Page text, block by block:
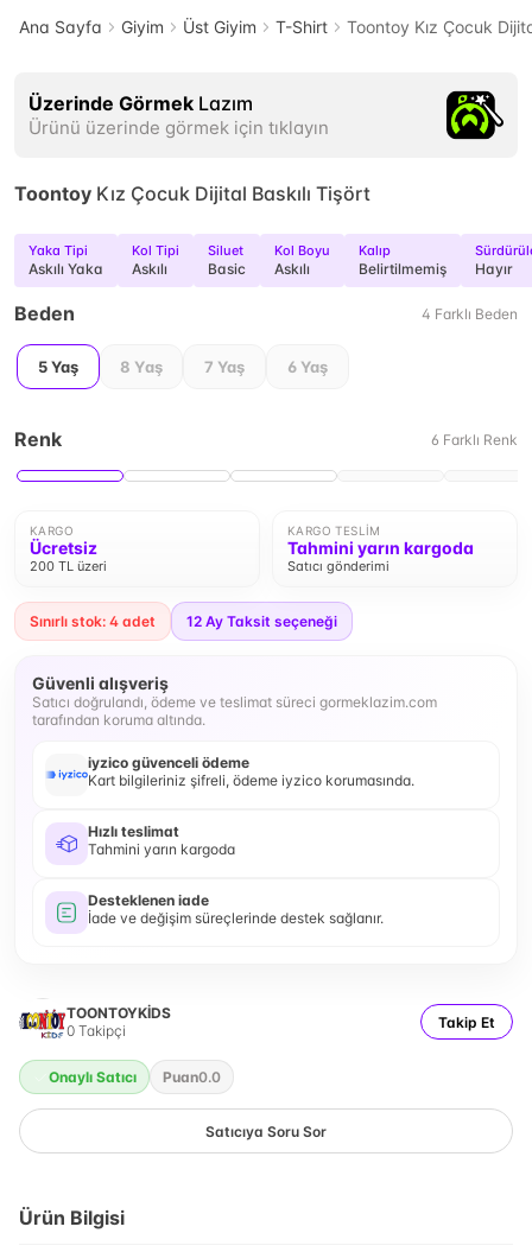
Ana Sayfa Giyim Üst Giyim T-Shirt Toontoy Kız Çocuk
Üzerinde Görmek Lazım
Ürünü üzerinde görmek için tıklayın
Toontoy Kız Çocuk Dijital Baskılı Tişört
Yaka Tipi
Askılı Yaka
Kol Tipi
Askılı
Siluet
Basic
Kol Boyu
Askılı
Kalıp
Belirtilmemiş Hayır
Beden 4 Farklı Beden
5 Yaş 8 Yaş 7 Yaş 6 Yaş
Renk 6 Farklı Renk
KARGO
Ücretsiz
200 TL üzeri
KARGO TESLIM
Tahmini yarın kargoda
Satıcı gönderimi
Sınırlı stok: 4 adet 12 Ay Taksit seçeneği
Güvenli alışveriş
Satıcı doğrulandı, ödeme ve teslimat süreci gormeklazim.com
tarafından koruma altında.
iyzico güvenceli ödeme
Kart bilgileriniz şifreli, ödeme iyzico korumasında.
Hızlı teslimat
Tahmini yarın kargoda
Desteklenen iade
İade ve değişim süreçlerinde destek sağlanır.
TOONTOYKİDS
0 Takipçi Takip Et
Onaylı Satıcı Puan0.0
Satıcıya Soru Sor
Ürün Bilgisi